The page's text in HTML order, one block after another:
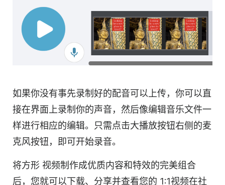
如果你没有事先录制好的配音可以上传，你可以直
接在界面上录制你的声音，然后像编辑音乐文件一
样进行相应的编辑。只需点击大播放按钮右侧的麦
克风按钮，即可开始录音。
将方形 视频制作成优质内容和特效的完美组合
后，您就可以下载、分享并查看您的 1:1视频在社